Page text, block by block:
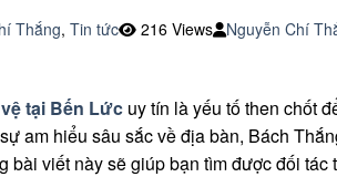
Thắng, Tin tức 216 Views Nguyễn Chí
tại Bến Lức uy tín là yếu tố then chốt
am hiểu sâu sắc về địa bàn, Bách
bài viết này sẽ giúp bạn tìm được đối